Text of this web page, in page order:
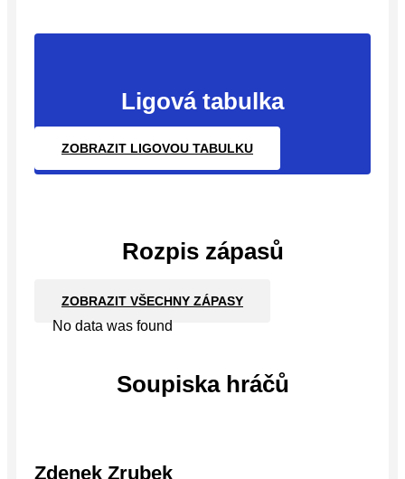
Ligová tabulka
ZOBRAZIT LIGOVOU TABULKU
Rozpis zápasů
ZOBRAZIT VŠECHNY ZÁPASY
No data was found
Soupiska hráčů
Zdenek Zrubek